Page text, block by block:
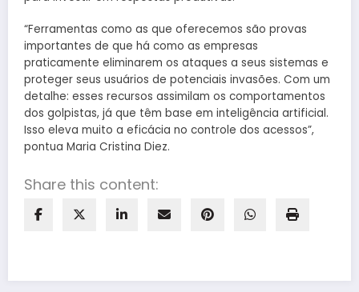
“Ferramentas como as que oferecemos são provas
importantes de que há como as empresas
praticamente eliminarem os ataques a seus sistemas e
proteger seus usuários de potenciais invasões. Com um
detalhe: esses recursos assimilam os comportamentos
dos golpistas, já que têm base em inteligência artificial.
Isso eleva muito a eficácia no controle dos acessos”,
pontua Maria Cristina Diez.
Share this content: